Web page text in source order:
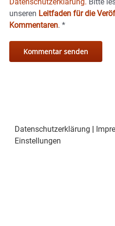
unseren Leitfaden für die
Kommentaren. *
Datenschutzerklärung |
Einstellungen